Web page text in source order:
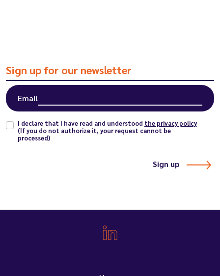
Sign up for our newsletter
Email
I declare that I have read and understood the privacy policy
(If you do not authorize it, your request cannot be
processed)
Sign up